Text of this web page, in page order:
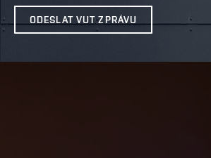
ODESLAT VUT ZPRÁVU